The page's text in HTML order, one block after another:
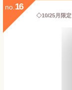
no. 16